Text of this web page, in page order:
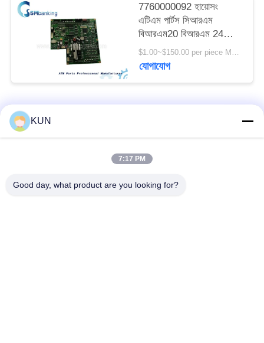
7760000092 হায়োসং
এটিএম পার্টস সিআরএম
বিআরএম20 বিআরএম 24
বিএমইউ প্রধান কন্ট্রোলার বোর্ড
এমএক্স ৮০০ মনিম্যাক্স 8600
$1.00~$150.00 per piece MOQ:1 টুকরা
যোগাযোগ
NCR এটিএম অংশ
Wincor Nixdorf এটিএম
KUN
7:17 PM
Good day, what product are you looking for?